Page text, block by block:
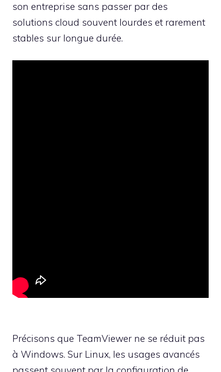
son entreprise sans passer par des
solutions cloud souvent lourdes et rarement
stables sur longue durée.
Précisons que TeamViewer ne se réduit pas
à Windows. Sur Linux, les usages avancés